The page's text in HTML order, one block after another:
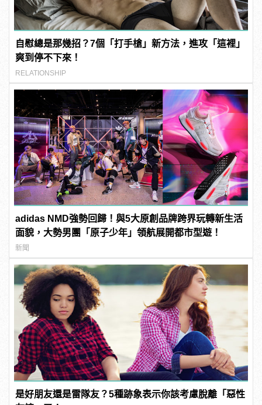
自慰總是那幾招？7個「打手槍」新方法，進攻「這裡」
爽到停不下來！
RELATIONSHIP
adidas NMD強勢回歸！與5大原創品牌跨界玩轉新生活
面貌，大勢男團「原子少年」領航展開都市型遊！
新聞
是好朋友還是雷隊友？5種跡象表示你該考慮脫離「惡性